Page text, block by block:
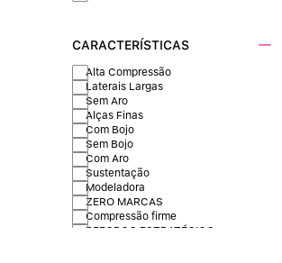
CARACTERÍSTICAS
Alta Compressão
Laterais Largas
Sem Aro
Alças Finas
Com Bojo
Sem Bojo
Com Aro
Sustentação
Modeladora
ZERO MARCAS
Compressão firme
REFORÇO ESTRATÉGICO